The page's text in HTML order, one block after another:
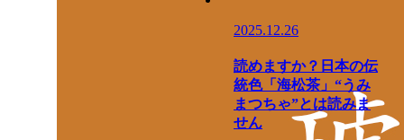
2025.12.26
読めますか？日本の伝
統色「海松茶」“うみ
まつちゃ”とは読みま
せん